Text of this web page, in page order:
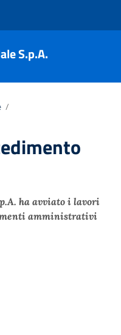
S.p.A.
/
ha avviato i lavori
amministrativi